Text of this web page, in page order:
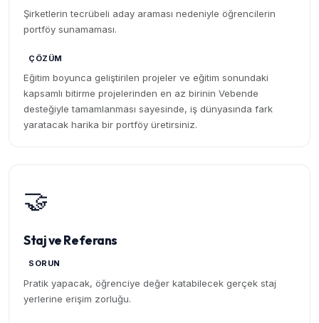
Şirketlerin tecrübeli aday araması nedeniyle öğrencilerin
portföy sunamaması.
ÇÖZÜM
Eğitim boyunca geliştirilen projeler ve eğitim sonundaki
kapsamlı bitirme projelerinden en az birinin Vebende
desteğiyle tamamlanması sayesinde, iş dünyasında fark
yaratacak harika bir portföy üretirsiniz.
🤝
Staj ve Referans
SORUN
Pratik yapacak, öğrenciye değer katabilecek gerçek staj
yerlerine erişim zorluğu.